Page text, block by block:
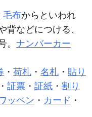
毛布からといわれ
背などにつける、
。 ナンバーカー
・ 荷札 ・ 名札 ・ 貼り
・ 証票 ・ 証紙 ・ 割り
ッペン ・ カード ・